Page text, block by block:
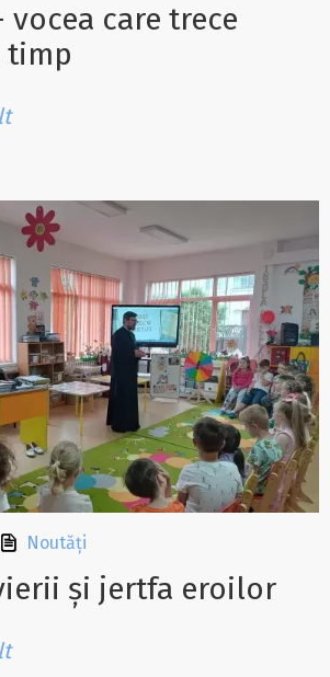
vocea care trece
timp
Noutăți
și jertfa eroilor